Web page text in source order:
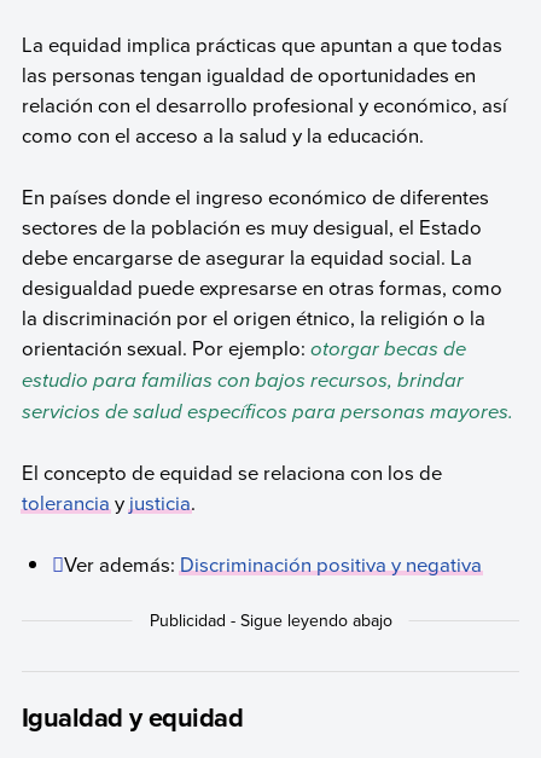
La equidad implica prácticas que apuntan a que todas
las personas tengan igualdad de oportunidades en
relación con el desarrollo profesional y económico, así
como con el acceso a la salud y la educación.
En países donde el ingreso económico de diferentes
sectores de la población es muy desigual, el Estado
debe encargarse de asegurar la equidad social. La
desigualdad puede expresarse en otras formas, como
la discriminación por el origen étnico, la religión o la
orientación sexual. Por ejemplo: otorgar becas de
estudio para familias con bajos recursos, brindar
servicios de salud específicos para personas mayores.
El concepto de equidad se relaciona con los de
toleranciayjusticia.
Ver además:Discriminación positiva y negativa
Igualdad y equidad